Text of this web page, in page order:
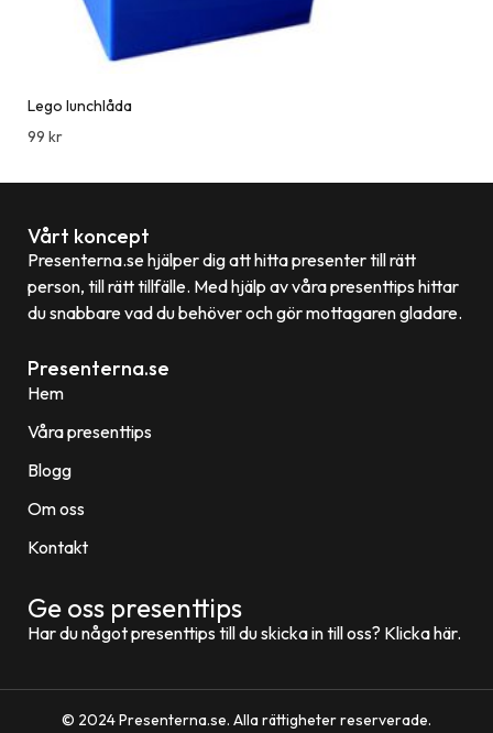
Lego lunchlåda
99 kr
Vårt koncept
Presenterna.se hjälper dig att hitta presenter till rätt
person, till rätt tillfälle. Med hjälp av våra presenttips hittar
du snabbare vad du behöver och gör mottagaren gladare.
Presenterna.se
Hem
Våra presenttips
Blogg
Om oss
Kontakt
Ge oss presenttips
Har du något presenttips till du skicka in till oss? Klicka här.
© 2024 Presenterna.se. Alla rättigheter reserverade.